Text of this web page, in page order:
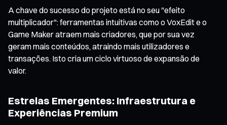
A chave do sucesso do projeto está no seu "efeito
multiplicador": ferramentas intuitivas como o VoxEdit e o
Game Maker atraem mais criadores, que por sua vez
geram mais conteúdos, atraindo mais utilizadores e
transações. Isto cria um ciclo virtuoso de expansão de
valor.
Estrelas Emergentes: Infraestrutura e
Experiências Premium